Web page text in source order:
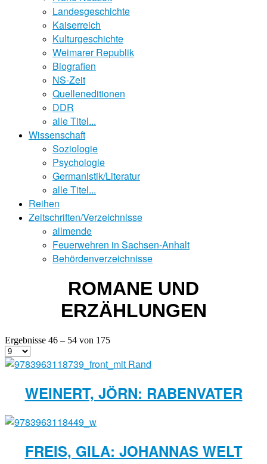
Landesgeschichte
Kaiserreich
Kulturgeschichte
Weimarer Republik
Biografien
NS-Zeit
Quelleneditionen
DDR
alle Titel...
Wissenschaft
Soziologie
Psychologie
Germanistik/Literatur
alle Titel...
Reihen
Zeitschriften/Verzeichnisse
allmende
Feuerwehren in Sachsen-Anhalt
Behördenverzeichnisse
ROMANE UND
ERZÄHLUNGEN
Ergebnisse 46 – 54 von 175
WEINERT, JÖRN: RABENVATER
FREIS, GILA: JOHANNAS WELT